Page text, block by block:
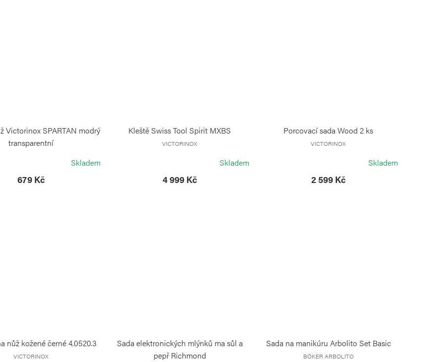
Victorinox SPARTAN modrý
transparentní
Skladem
679 Kč
Kleště Swiss Tool Spirit MXBS
VICTORINOX
Skladem
4 999 Kč
Porcovací sada Wood 2 ks
VICTORINOX
Skladem
2 599 Kč
nůž kožené černé 4.0520.3
VICTORINOX
Sada elektronických mlýnků ma sůl a
pepř Richmond
Sada na manikúru Arbolito Set Basic
BÖKER ARBOLITO